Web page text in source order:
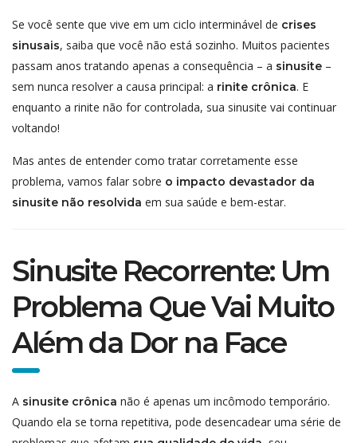
Se você sente que vive em um ciclo interminável de crises
sinusais, saiba que você não está sozinho. Muitos pacientes
passam anos tratando apenas a consequência – a sinusite –
sem nunca resolver a causa principal: a rinite crônica. E
enquanto a rinite não for controlada, sua sinusite vai continuar
voltando!
Mas antes de entender como tratar corretamente esse
problema, vamos falar sobre o impacto devastador da
sinusite não resolvida em sua saúde e bem-estar.
Sinusite Recorrente: Um
Problema Que Vai Muito
Além da Dor na Face
A sinusite crônica não é apenas um incômodo temporário.
Quando ela se torna repetitiva, pode desencadear uma série de